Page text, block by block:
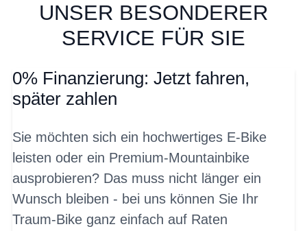
UNSER BESONDERER
SERVICE FÜR SIE
0% Finanzierung: Jetzt fahren,
später zahlen
Sie möchten sich ein hochwertiges E-Bike
leisten oder ein Premium-Mountainbike
ausprobieren? Das muss nicht länger ein
Wunsch bleiben - bei uns können Sie Ihr
Traum-Bike ganz einfach auf Raten